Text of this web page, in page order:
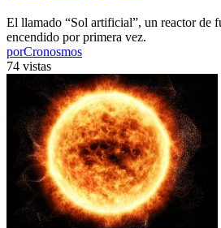
El llamado “Sol artificial”, un reactor de
encendido por primera vez.
porCronosmos
74 vistas